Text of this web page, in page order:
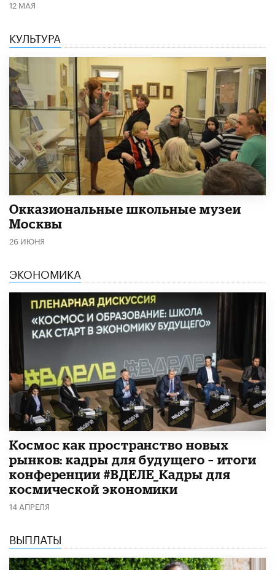
12 МАЯ
КУЛЬТУРА
​Окказиональные школьные музеи
Москвы
26 ИЮНЯ
ЭКОНОМИКА
Космос как пространство новых
рынков: кадры для будущего – итоги
конференции #ВДЕЛЕ_Кадры для
космической экономики
14 АПРЕЛЯ
ВЫПЛАТЫ